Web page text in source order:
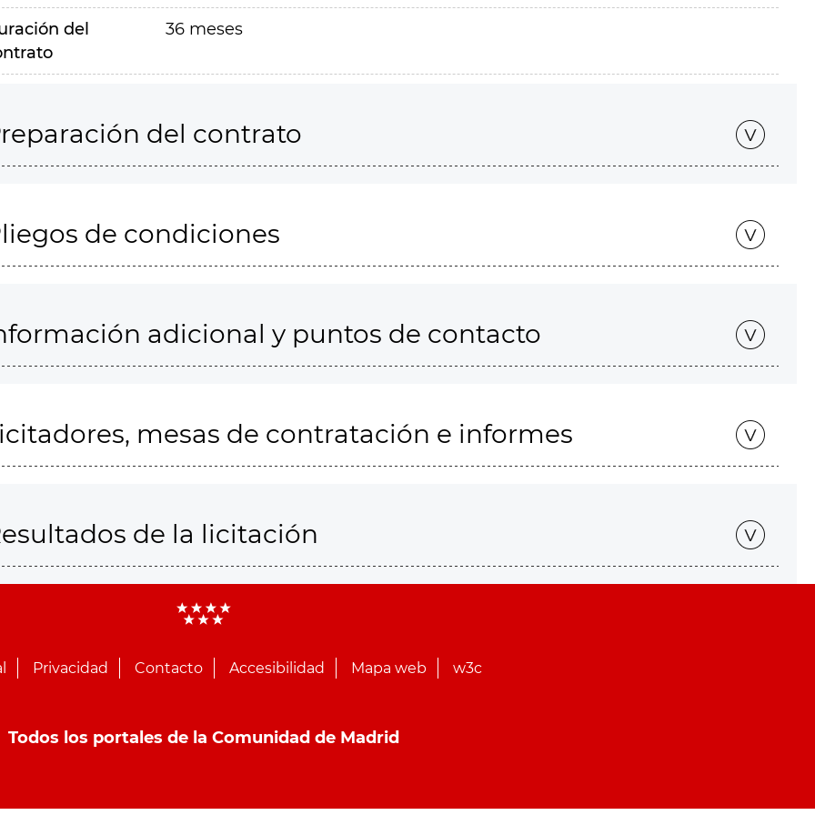
del
36 meses
del contrato
de condiciones
adicional y puntos de contacto
mesas de contratación e informes
de la licitación
Privacidad Contacto Accesibilidad Mapa web w3c
Todos los portales de la Comunidad de Madrid